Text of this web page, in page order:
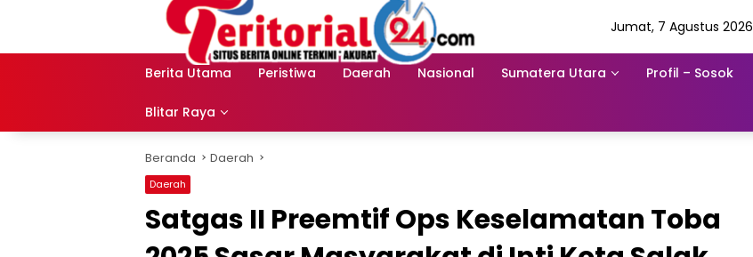
Jumat, 7 Agustus 2026
Berita Utama Peristiwa Daerah Nasional Sumatera Utara Profil – Sosok
Blitar Raya
Beranda Daerah
Daerah
Satgas II Preemtif Ops Keselamatan Toba